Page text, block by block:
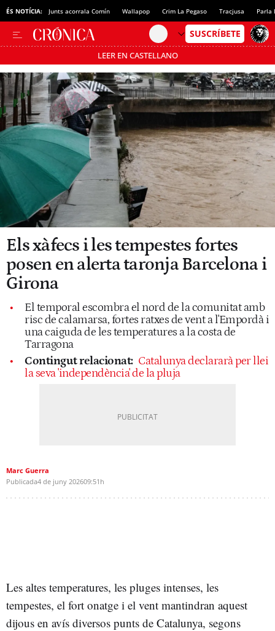
ÉS NOTÍCIA: Junts acorrala Comín Wallapop Crim La Pegaso Tracjusa Parla
LEER EN CASTELLANO
Passa’t al mode estalvi
Els xàfecs i les tempestes fortes
posen en alerta taronja Barcelona i
Girona
El temporal escombra el nord de la comunitat amb
risc de calamarsa, fortes ratxes de vent a l'Empordà i
una caiguda de les temperatures a la costa de
Tarragona
Contingut relacionat: Catalunya declararà per llei
la seva 'independència' de la pluja
Marc Guerra
Publicada4 de juny 202609:51h
Les altes temperatures, les pluges intenses, les
tempestes, el fort onatge i el vent mantindran aquest
dijous en avís diversos punts de Catalunya, segons